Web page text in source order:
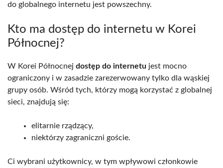
do globalnego internetu jest powszechny.
Kto ma dostęp do internetu w Korei
Północnej?
W Korei Północnej dostęp do internetu jest mocno
ograniczony i w zasadzie zarezerwowany tylko dla wąskiej
grupy osób. Wśród tych, którzy mogą korzystać z globalnej
sieci, znajdują się:
elitarnie rządzący,
niektórzy zagraniczni goście.
Ci wybrani użytkownicy, w tym wpływowi członkowie